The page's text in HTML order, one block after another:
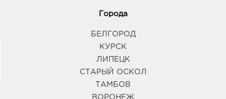
Города
БЕЛГОРОД
КУРСК
ЛИПЕЦК
СТАРЫЙ ОСКОЛ
ТАМБОВ
ВОРОНЕЖ